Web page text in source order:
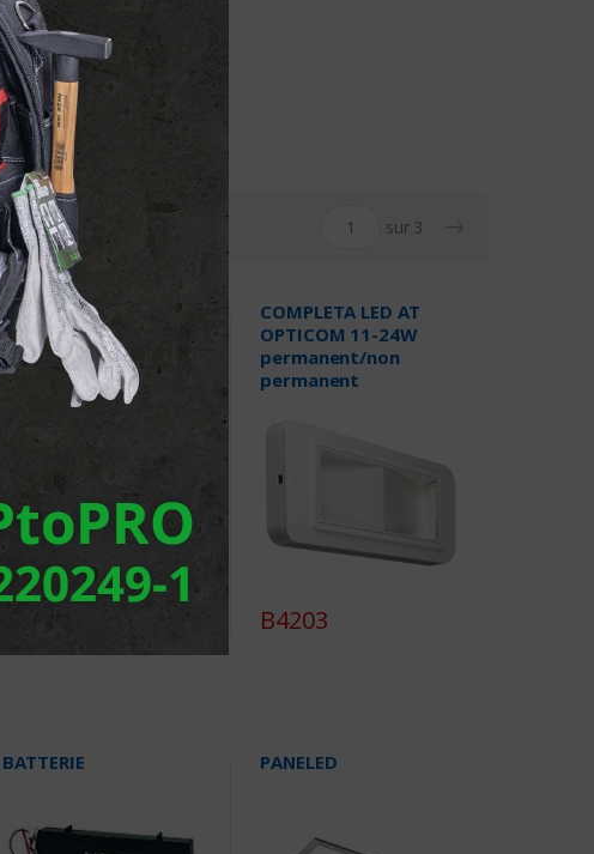
sur 3
COMPLETA LED AT
OPTICOM 11-24W non
permanent
B4201
COMPLETA LED AT
OPTICOM 11-24W
permanent/non
permanent
B4203
BATTERIE PANELED